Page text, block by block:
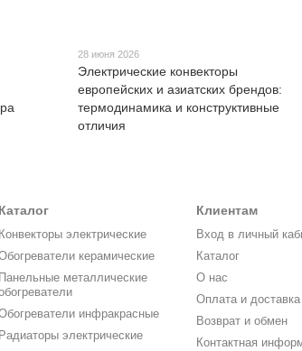
28 июня 2026
Электрические конвекторы
европейских и азиатских брендов:
термодинамика и конструктивные
отличия
Каталог
Конвекторы электрические
керамические
Панельные металлические
инфракрасные
Радиаторы электрические
Клиентам
Вход в личный
Каталог
О нас
Оплата и доставка
Возврат и обмен
Контактная